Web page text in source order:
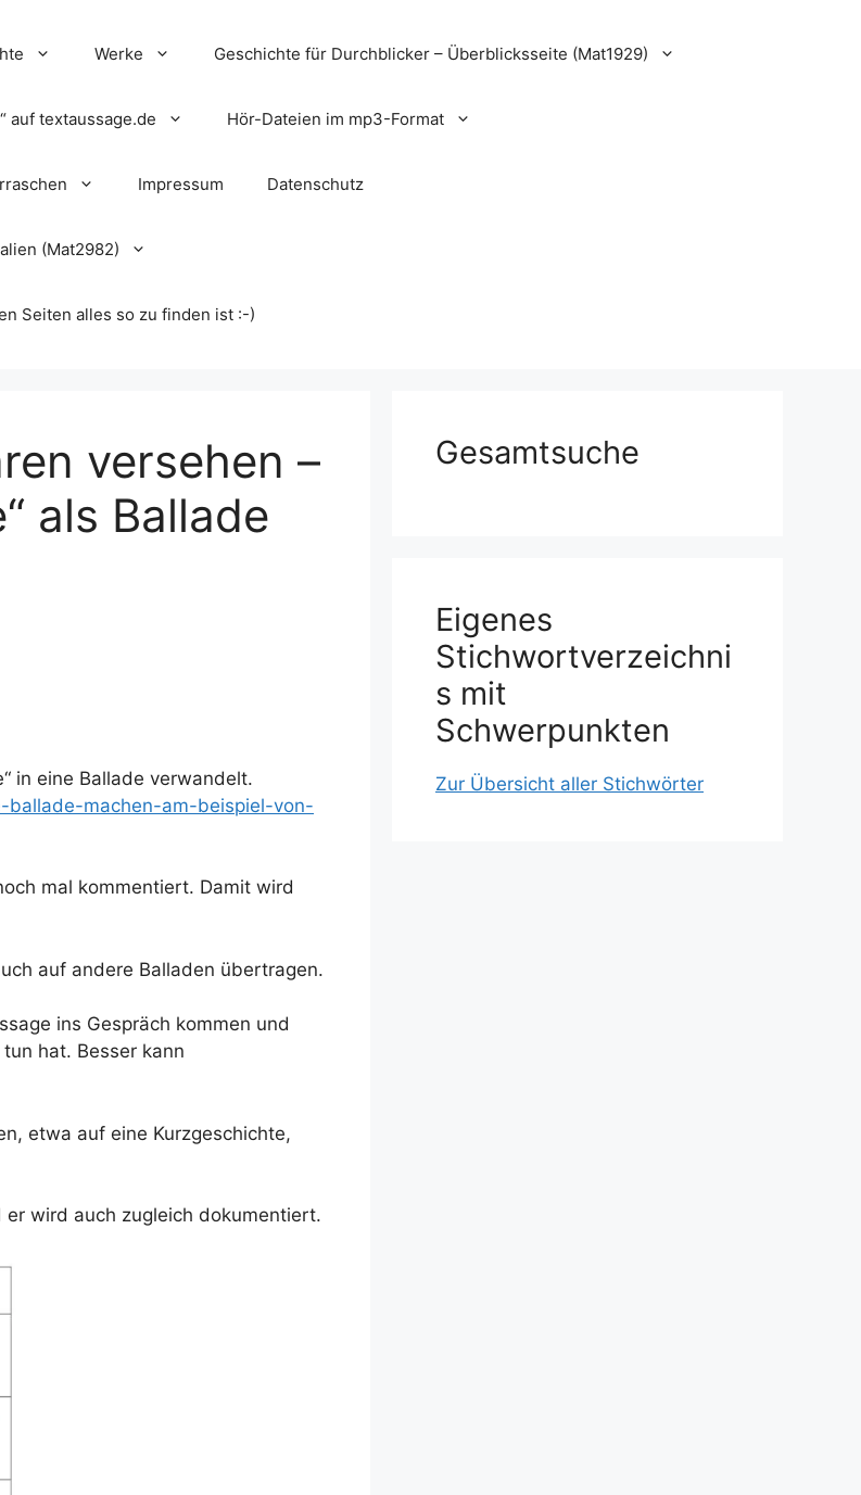
Werke Geschichte für Durchblicker – Überblicksseite (Mat1929)
auf textaussage.de Hör-Dateien im mp3-Format
Impressum Datenschutz
(Mat2982)
Seiten alles so zu finden ist :-)
versehen –
als Ballade
in eine Ballade verwandelt.
ballade-machen-am-beispiel-von-
mal kommentiert. Damit wird
auf andere Balladen übertragen.
ins Gespräch kommen und
hat. Besser kann
etwa auf eine Kurzgeschichte,
wird auch zugleich dokumentiert.
Gesamtsuche
Eigenes
Stichwortverzeichni
s mit
Schwerpunkten
Zur Übersicht aller Stichwörter